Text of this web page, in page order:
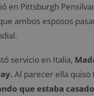
en Pittsburgh
ambos esposos
servicio en Italia,
Al parecer ella
que estaba